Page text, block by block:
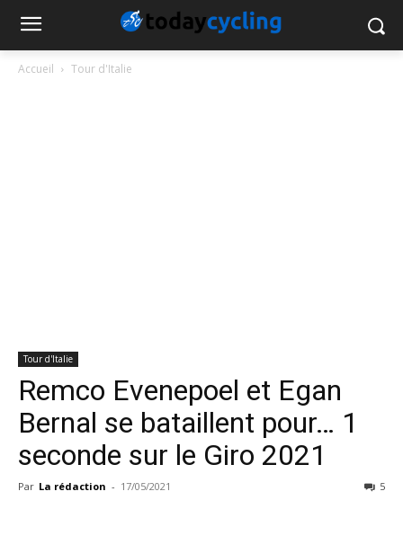
Accueil Tour d'Italie
Tour d'Italie
Remco Evenepoel et Egan
Bernal se bataillent pour… 1
seconde sur le Giro 2021
Par La rédaction - 17/05/2021 5